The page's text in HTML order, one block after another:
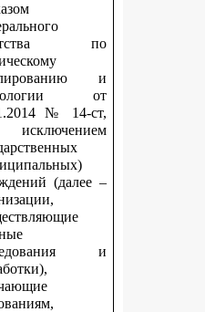
по
и
от
№ 14-ст,
(далее –
и